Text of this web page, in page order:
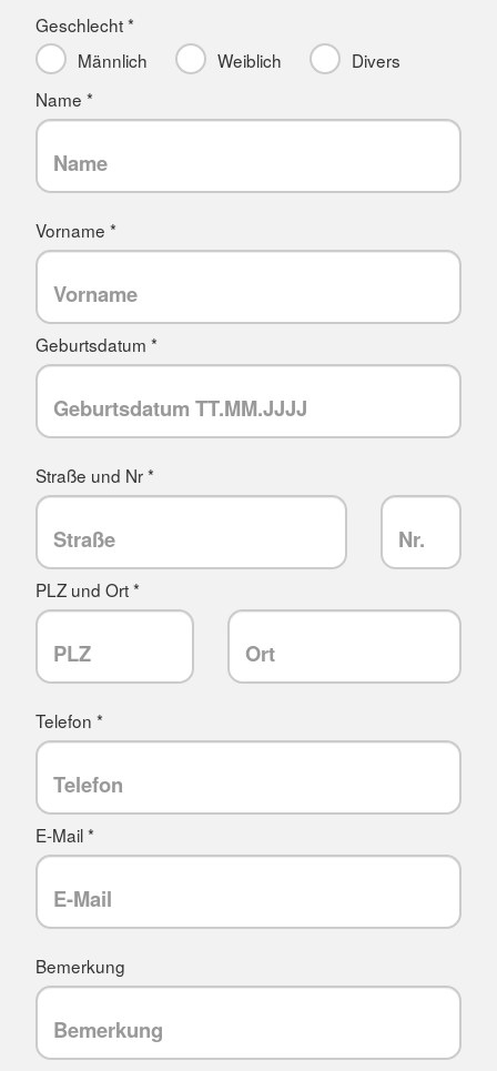
Geschlecht *
Männlich
Weiblich
Divers
Name *
Vorname *
Geburtsdatum *
Straße und Nr *
PLZ und Ort *
Telefon *
E-Mail *
Bemerkung